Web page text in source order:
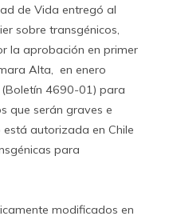
de Vida entregó al
sobre transgénicos,
la aprobación en primer
Alta, en enero
4690-01) para
que serán graves e
autorizada en Chile
para
modificados en